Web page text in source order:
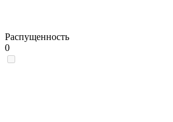
Распущенность
0